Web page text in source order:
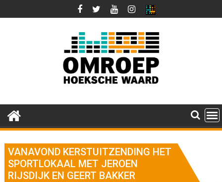
naar
VANAVOND KERSTUITZENDING HET
SPORTLOKAAL MET JEROEN
RIJSDIJK EN GEERT BAKKER